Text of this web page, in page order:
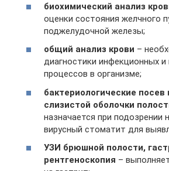
биохимический анализ
оценки состояния желчного
поджелудочной железы;
общий анализ крови –
диагностики инфекционных и
процессов в организме;
бактериологические
слизистой оболочки
назначается при подозрении
вирусный стоматит для
УЗИ брюшной полости,
рентгеноскопия –